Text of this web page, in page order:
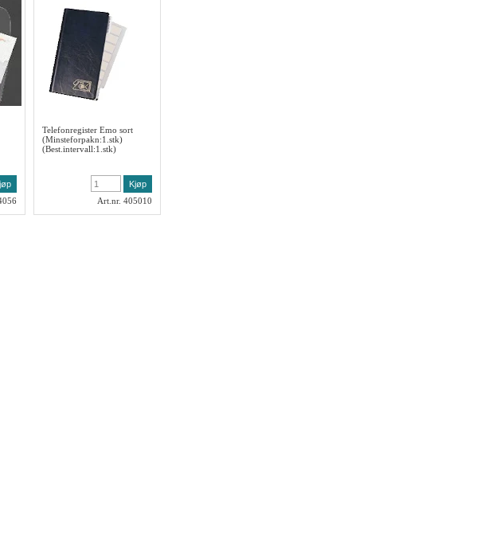
Telefonregister Emo sort
(Minsteforpakn:1.stk)
(Best.intervall:1.stk)
Art.nr. 405010